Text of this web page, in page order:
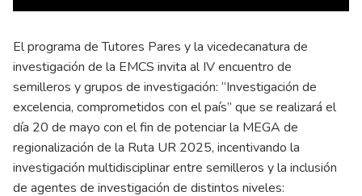
El programa de Tutores Pares y la vicedecanatura de
investigación de la EMCS invita al IV encuentro de
semilleros y grupos de investigación: “Investigación de
excelencia, comprometidos con el país” que se realizará el
día 20 de mayo con el fin de potenciar la MEGA de
regionalización de la Ruta UR 2025, incentivando la
investigación multidisciplinar entre semilleros y la inclusión
de agentes de investigación de distintos niveles: